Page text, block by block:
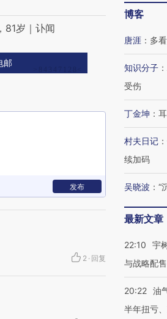
81岁｜讣闻
邮
发布
2 · 回复
博客
唐涯 ： 多
知识分子 ：
受伤
丁金坤 ：
村夫日记 ：
续加码
吴晓波 ： “
最新文章
22:10
宇
与战略配售
20:22 油
半年扭亏